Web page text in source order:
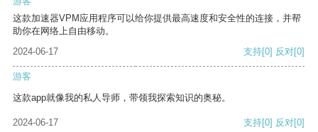
这款加速器VPM应用程序可以给你提供最高速度和安全性的连接，并帮
助你在网络上自由移动。
2024-06-17
支持[0] 反对[0]
游客
这款app就像我的私人导师，带领我探索知识的奥秘。
2024-06-17 支持[0] 反对[0]